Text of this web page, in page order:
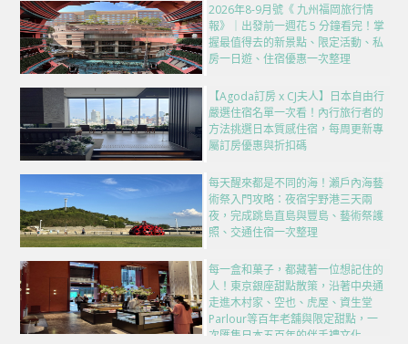
2026年8-9月號《 九州福岡旅行情
報》｜出發前一週花 5 分鐘看完！掌
握最值得去的新景點、限定活動、私
房一日遊、住宿優惠一次整理
【Agoda訂房 x CJ夫人】日本自由行
嚴選住宿名單一次看！內行旅行者的
方法挑選日本質感住宿，每周更新專
屬訂房優惠與折扣碼
每天醒來都是不同的海！瀨戶內海藝
術祭入門攻略：夜宿宇野港三天兩
夜，完成跳島直島與豐島、藝術祭護
照、交通住宿一次整理
每一盒和菓子，都藏著一位想記住的
人！東京銀座甜點散策，沿著中央通
走進木村家、空也、虎屋、資生堂
Parlour等百年老舖與限定甜點，一
次匯集日本五百年的伴手禮文化